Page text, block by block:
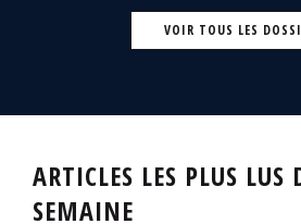
VOIR TOUS LES
ARTICLES LES PLUS LUS
SEMAINE